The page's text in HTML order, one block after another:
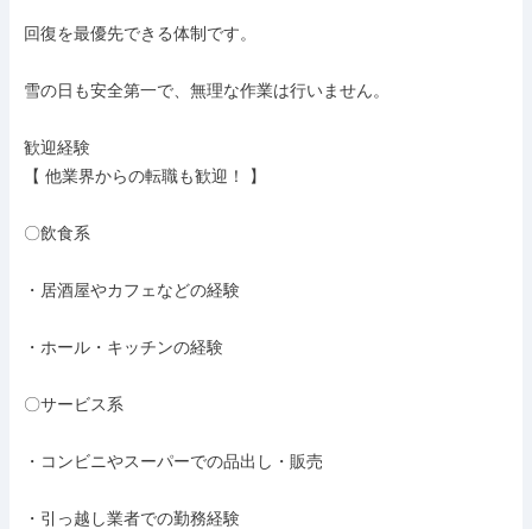
回復を最優先できる体制です。
雪の日も安全第一で、無理な作業は行いません。
歓迎経験
【 他業界からの転職も歓迎！ 】
〇飲食系
・居酒屋やカフェなどの経験
・ホール・キッチンの経験
〇サービス系
・コンビニやスーパーでの品出し・販売
・引っ越し業者での勤務経験